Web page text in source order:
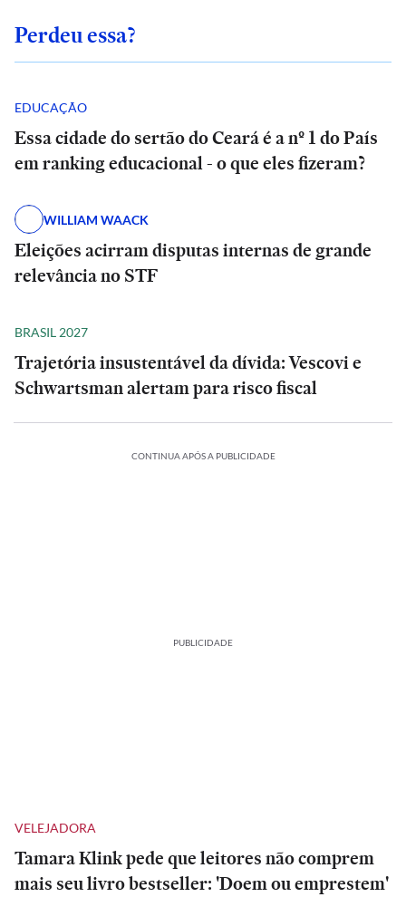
Perdeu essa?
EDUCAÇÃO
Essa cidade do sertão do Ceará é a nº 1 do País
em ranking educacional - o que eles fizeram?
WILLIAM WAACK
Eleições acirram disputas internas de grande
relevância no STF
BRASIL 2027
Trajetória insustentável da dívida: Vescovi e
Schwartsman alertam para risco fiscal
CONTINUA APÓS A PUBLICIDADE
PUBLICIDADE
VELEJADORA
Tamara Klink pede que leitores não comprem
mais seu livro bestseller: 'Doem ou emprestem'